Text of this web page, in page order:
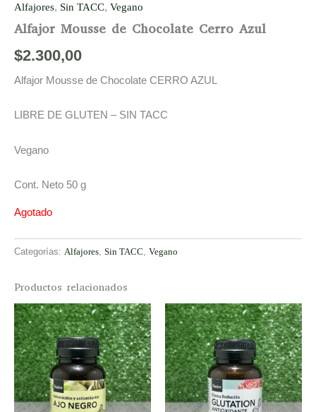
Alfajores, Sin TACC, Vegano
Alfajor Mousse de Chocolate Cerro Azul
$2.300,00
Alfajor Mousse de Chocolate CERRO AZUL
LIBRE DE GLUTEN – SIN TACC
Vegano
Cont. Neto 50 g
Agotado
Categorías: Alfajores Sin TACC Vegano
Productos relacionados